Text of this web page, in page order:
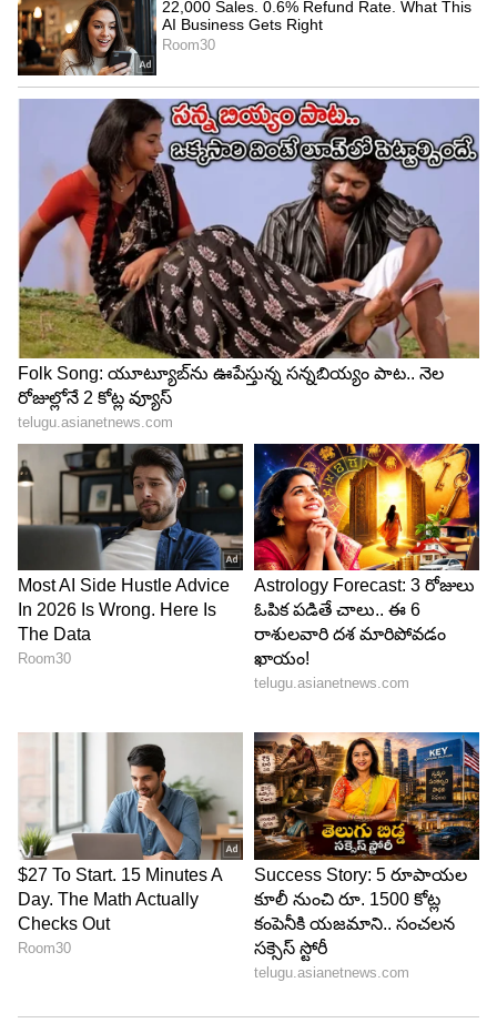
4
Image Credit :Getty
ప్రపంచ ఆర్థిక పరిణామాల ప్రభావం
మార్కెట్ విశ్లేషకుల అభిప్రాయం ప్రకారం, అంతర్జాతీయ
మార్కెట్లలో లాభాల స్వీకరణ, డాలర్ ఇండెక్స్‌లో వచ్చిన
మార్పులు, పెట్టుబడిదారుల వ్యూహాల్లో జరిగిన మార్పులు
బంగారం, వెండి ధరలపై ప్రభావం చూపుతున్నాయి. ప్రపంచ
ఆర్థిక పరిణామాలు కూడా విలువైన లోహాల ధరలను
ప్రభావితం చేస్తున్న కీలక అంశాలుగా చెబుతున్నారు.
అయితే ఒక విషయం గుర్తుంచుకోవాలి. నగరాన్ని బట్టి,
జ్యువెలరీ షాపును బట్టి ధరల్లో స్వల్ప తేడాలు ఉండవచ్చు.
స్థానిక పన్నులు, మేకింగ్ ఛార్జీలు, ఇతర వ్యయాల కారణంగా
తుది ధర మారే అవకాశం ఉంటుంది. కాబట్టి కొనుగోలు
ఒకసారి చెక్ చేసుకోవడం మంచిది.
LATEST VIDEOS